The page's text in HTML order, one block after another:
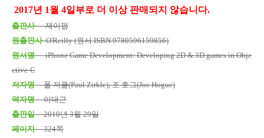
2017년 1월 4일부로 더 이상 판매되지 않습니다.
출판사제이펍
원출판사 O'Reilly (원서 ISBN 9780596159856)
원서명iPhone Game Development: Developing 2D & 3D games in Obje
ctive-C
저자명폴 저클(Paul Zirkle), 조 호그(Joe Hogue)
역자명이대근
출판일2010년 3월 29일
페이지324쪽